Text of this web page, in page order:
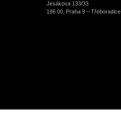
Jirsákova 133/33
196 00, Praha 9 – Třeboradice